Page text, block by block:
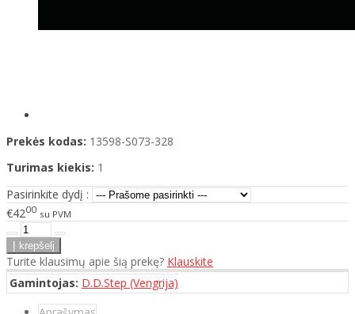
Prekės kodas: 13598-S073-328
Turimas kiekis: 1
Pasirinkite dydį :
€4200 su PVM
Turite klausimų apie šią prekę? Klauskite
Gamintojas: D.D.Step (Vengrija)